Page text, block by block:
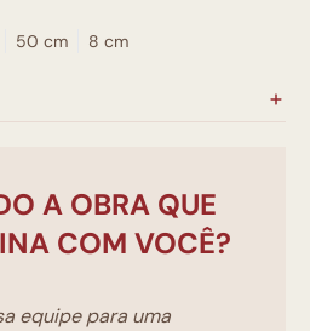
50 cm 8 cm
A OBRA QUE
COM VOCÊ?
equipe para uma